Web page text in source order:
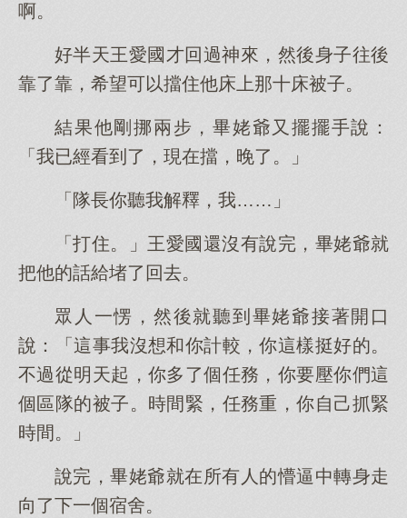
啊。
好半天王愛國才回過神來，然後身子往後
靠了靠，希望可以擋住他床上那十床被子。
結果他剛挪兩步，畢姥爺又擺擺手說：
「我已經看到了，現在擋，晚了。」
「隊長你聽我解釋，我……」
「打住。」王愛國還沒有說完，畢姥爺就
把他的話給堵了回去。
眾人一愣，然後就聽到畢姥爺接著開口
說：「這事我沒想和你計較，你這樣挺好的。
不過從明天起，你多了個任務，你要壓你們這
個區隊的被子。時間緊，任務重，你自己抓緊
時間。」
說完，畢姥爺就在所有人的懵逼中轉身走
向了下一個宿舍。